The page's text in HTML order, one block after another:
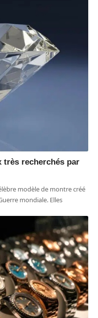
très recherchés par
modèle de montre créé
mondiale. Elles